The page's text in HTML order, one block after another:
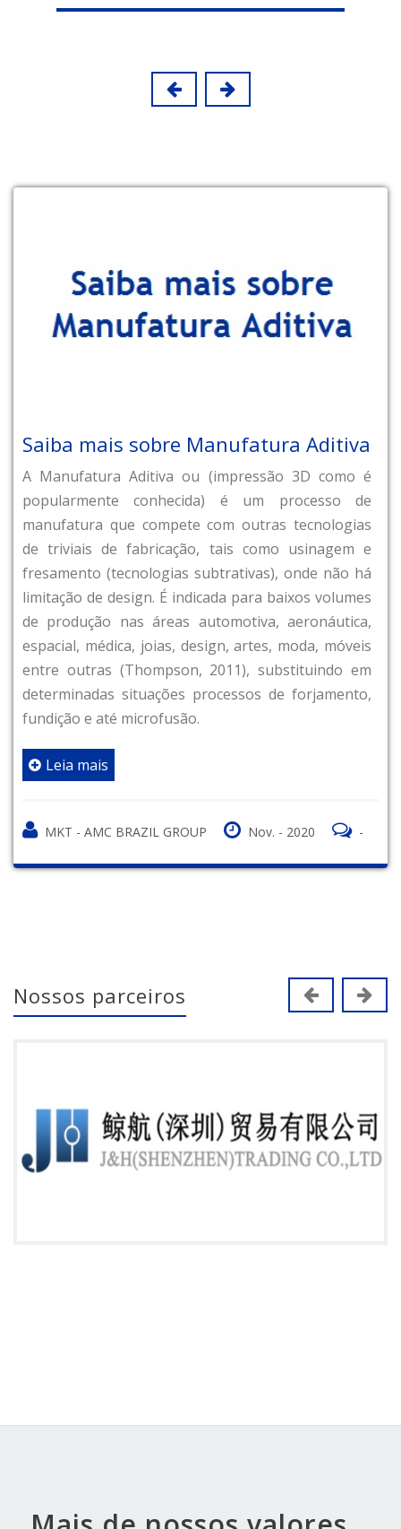
Saiba mais sobre Manufatura Aditiva
A Manufatura Aditiva ou (impressão 3D como é
popularmente conhecida) é um processo de
manufatura que compete com outras tecnologias
de triviais de fabricação, tais como usinagem e
fresamento (tecnologias subtrativas), onde não há
limitação de design. É indicada para baixos volumes
de produção nas áreas automotiva, aeronáutica,
espacial, médica, joias, design, artes, moda, móveis
entre outras (Thompson, 2011), substituindo em
determinadas situações processos de forjamento,
fundição e até microfusão.
Leia mais
MKT - AMC BRAZIL GROUP Nov. - 2020 -
Nossos parceiros